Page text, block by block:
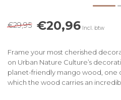
€29,95 €20,96 Incl. btw
Frame your most cherished
on Urban Nature Culture’s
planet-friendly mango wood, one
which the wood carries an